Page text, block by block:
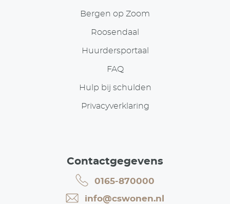
Bergen op Zoom
Roosendaal
Huurdersportaal
FAQ
Hulp bij schulden
Privacyverklaring
Contactgegevens
0165-870000
info@cswonen.nl